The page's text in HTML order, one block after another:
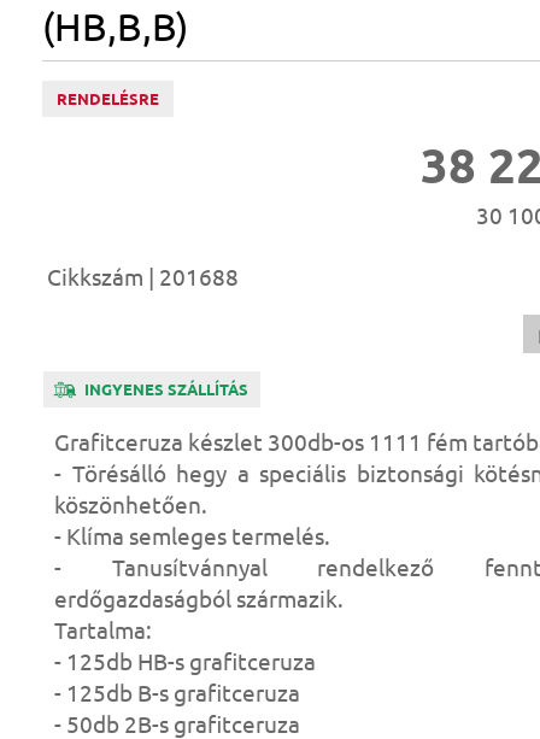
(HB,B,B)
RENDELÉSRE
38
30
Cikkszám | 201688
INGYENES SZÁLLÍTÁS
Grafitceruza készlet 300db-os 1111 fém
- Törésálló hegy a speciális biztonsági
köszönhetően.
- Klíma semleges termelés.
- Tanusítvánnyal rendelkező
erdőgazdaságból származik.
Tartalma:
- 125db HB-s grafitceruza
- 125db B-s grafitceruza
- 50db 2B-s grafitceruza